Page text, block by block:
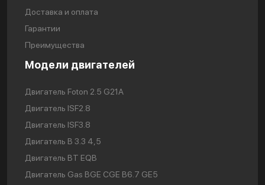
Доставка и оплата
Гарантии
Преимущества
Модели двигателей
Двигатель Foton 2.5 G21A
Двигатель ISF2.8
Двигатель ISF3.8
Двигатель В 3.3 4,5
Двигатель BT EQB
Двигатель Gas BGE CGE B6.7 GE5